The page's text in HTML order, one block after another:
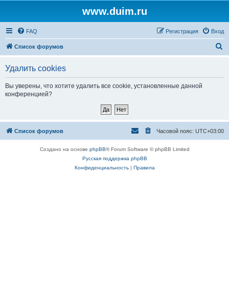
www.duim.ru
FAQ Вход
Регистрация
Список форумов
Удалить cookies
Вы уверены, что хотите удалить все cookie, установленные данной
конференцией?
Список форумов Часовой пояс: UTC+03:00
Создано на основе phpBB® Forum Software © phpBB Limited
Русская поддержка phpBB
Конфиденциальность| Правила